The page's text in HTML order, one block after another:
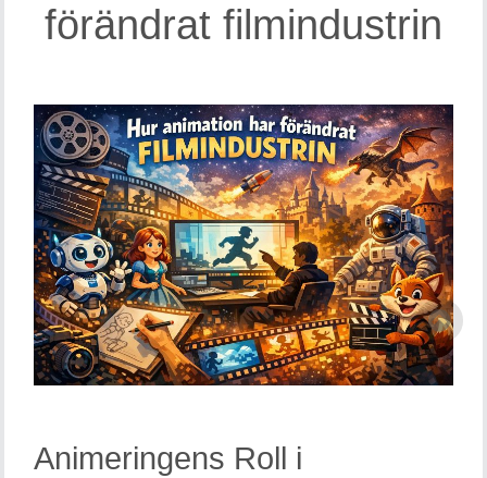
förändrat filmindustrin
Animeringens Roll i